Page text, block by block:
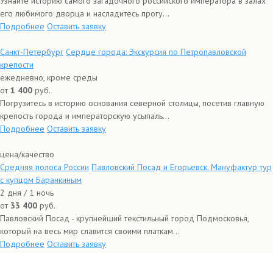
его любимого дворца и насладитесь прогу...
Подробнее Оставить заявку
Санкт-Петербург Сердце города: Экскурсия по Петропавловской
крепости
ежедневно, кроме среды
от1 400 руб.
Погрузитесь в историю основания северной столицы, посетив главную
крепость города и императорскую усыпаль...
Подробнее Оставить заявку
цена/качество
Средняя полоса России Павловский Посад и Егорьевск. Мануфактур тур
с купцом Баранкиным
2 дня / 1 ночь
от 33 400 руб.
Павловский Посад - крупнейший текстильный город Подмосковья,
который на весь мир славится своими платкам...
Подробнее Оставить заявку